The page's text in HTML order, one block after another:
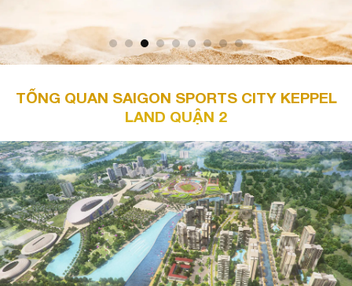
TỔNG QUAN SAIGON SPORTS CITY KEPPEL
LAND QUẬN 2